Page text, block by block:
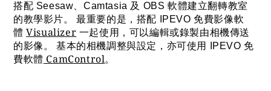
搭配 Seesaw、Camtasia 及 OBS 軟體建立翻轉教室
的教學影片。 最重要的是，搭配 IPEVO 免費影像軟
體Visualizer 一起使用，可以編輯或錄製由相機傳送
的影像。 基本的相機調整與設定，亦可使用 IPEVO 免
費軟體 CamControl。